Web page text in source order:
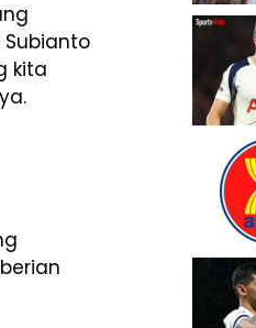
Subianto
kita